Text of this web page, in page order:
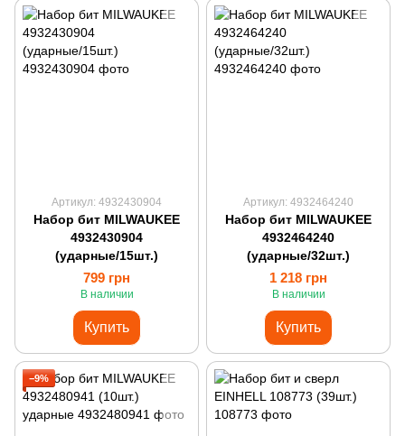
Артикул: 4932430904
Набор бит MILWAUKEE
4932430904
(ударные/15шт.)
799 грн
В наличии
Купить
Артикул: 4932464240
Набор бит MILWAUKEE
4932464240
(ударные/32шт.)
1 218 грн
В наличии
Купить
−9%